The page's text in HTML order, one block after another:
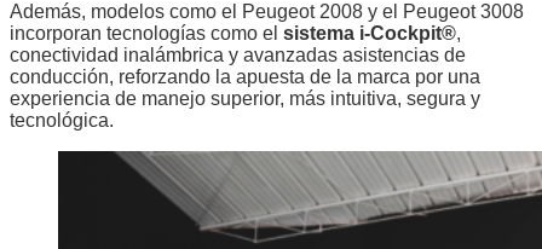
Además, modelos como el Peugeot 2008 y el Peugeot 3008
incorporan tecnologías como el sistema i-Cockpit®,
conectividad inalámbrica y avanzadas asistencias de
conducción, reforzando la apuesta de la marca por una
experiencia de manejo superior, más intuitiva, segura y
tecnológica.